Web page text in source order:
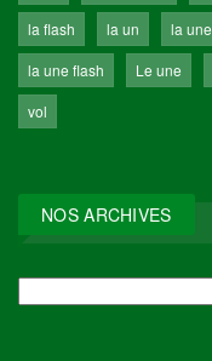
la flash
la un la une
la une flash
Le une
vol
NOS ARCHIVES